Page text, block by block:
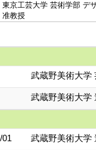
東京工芸大学 芸術学部 デ
准教授
武蔵野美術大
武蔵野美術大
01
武蔵野美術大